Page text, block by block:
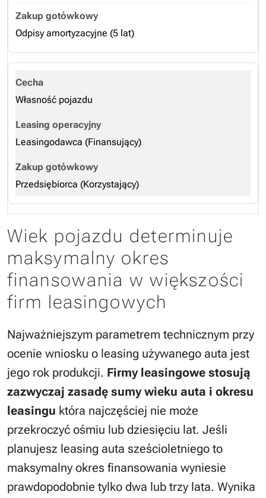
Odpisy amortyzacyjne (5 lat)
Własność pojazdu
Leasingodawca (Finansujący)
Przedsiębiorca (Korzystający)
Wiek pojazdu determinuje
maksymalny okres
finansowania w większości
firm leasingowych
Najważniejszym parametrem technicznym przy
ocenie wniosku o leasing używanego auta jest
jego rok produkcji. Firmy leasingowe stosują
zazwyczaj zasadę sumy wieku auta i okresu
leasingu która najczęściej nie może
przekroczyć ośmiu lub dziesięciu lat. Jeśli
planujesz leasing auta sześcioletniego to
maksymalny okres finansowania wyniesie
prawdopodobnie tylko dwa lub trzy lata. Wynika